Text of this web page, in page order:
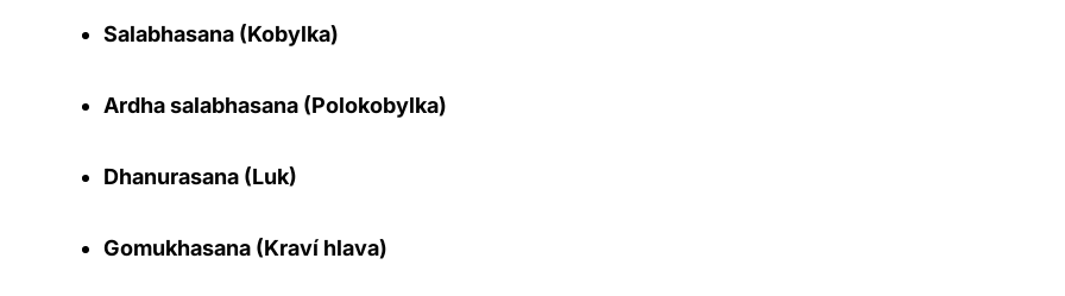
Salabhasana (Kobylka)
Ardha salabhasana (Polokobylka)
Dhanurasana (Luk)
Gomukhasana (Kraví hlava)